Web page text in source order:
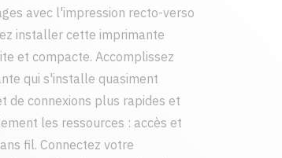
avec l'impression recto-verso
installer cette imprimante
et compacte. Accomplissez
qui s'installe quasiment
de connexions plus rapides et
les ressources : accès et
fil. Connectez votre